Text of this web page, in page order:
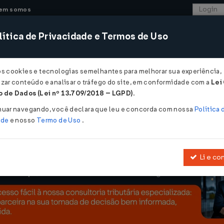
somos
CONSULTORIA SISTEMAS COMÉRCIO
gastos com saúde declarados no Imposto de Renda...
com saúde declarados no Imposto
de Privacidade e Termos de Uso
cookies e tecnologias semelhantes para melhorar sua experiência,
conteúdo e analisar o tráfego do site, em conformidade com a Lei
Dados (Lei nº 13.709/2018 – LGPD).
navegando, você declara que leu e concorda com nossa Política
e nosso Termo de Uso .
Li e